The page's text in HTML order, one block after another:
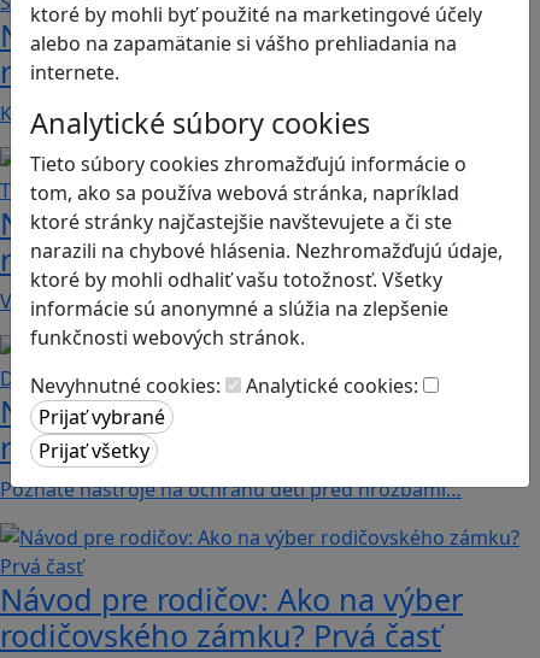
ktoré by mohli byť použité na marketingové účely
alebo na zapamätanie si vášho prehliadania na
internete.
Analytické súbory cookies
Tieto súbory cookies zhromažďujú informácie o
tom, ako sa používa webová stránka, napríklad
ktoré stránky najčastejšie navštevujete a či ste
narazili na chybové hlásenia. Nezhromažďujú údaje,
ktoré by mohli odhaliť vašu totožnosť. Všetky
informácie sú anonymné a slúžia na zlepšenie
funkčnosti webových stránok.
Nevyhnutné cookies:
Analytické cookies:
Návod pre rodičov: Ako na výber
rodičovského zámku? Štvrtá časť
Kvalitné aplikácie, ktoré ponúkajú bezpečné…
Návod pre rodičov: Ako na výber
rodičovského zámku? Tretia časť
V obchode Play je možné nájsť veľké množstvo…
Návod pre rodičov: Ako na výber
rodičovského zámku? Druhá časť
Poznáte nástroje na ochranu detí pred hrozbami…
Návod pre rodičov: Ako na výber
rodičovského zámku? Prvá časť